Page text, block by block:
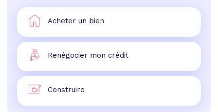
Acheter un bien
Renégocier mon crédit
Construire